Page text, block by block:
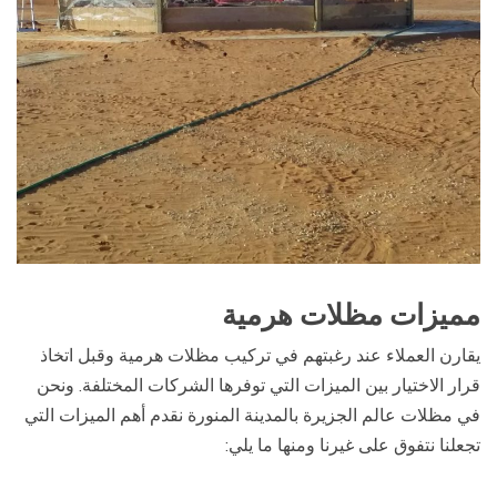
مميزات مظلات هرمية
يقارن العملاء عند رغبتهم في تركيب مظلات هرمية وقبل اتخاذ
قرار الاختيار بين الميزات التي توفرها الشركات المختلفة. ونحن
في مظلات عالم الجزيرة بالمدينة المنورة نقدم أهم الميزات التي
تجعلنا نتفوق على غيرنا ومنها ما يلي: